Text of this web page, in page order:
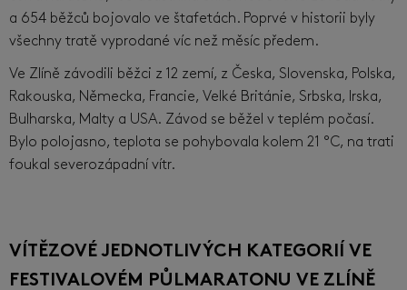
a 654 běžců bojovalo ve štafetách. Poprvé v historii byly
všechny tratě vyprodané víc než měsíc předem.
Ve Zlíně závodili běžci z 12 zemí, z Česka, Slovenska, Polska,
Rakouska, Německa, Francie, Velké Británie, Srbska, Irska,
Bulharska, Malty a USA. Závod se běžel v teplém počasí.
Bylo polojasno, teplota se pohybovala kolem 21 °C, na trati
foukal severozápadní vítr.
VÍTĚZOVÉ JEDNOTLIVÝCH KATEGORIÍ VE
FESTIVALOVÉM PŮLMARATONU VE ZLÍNĚ